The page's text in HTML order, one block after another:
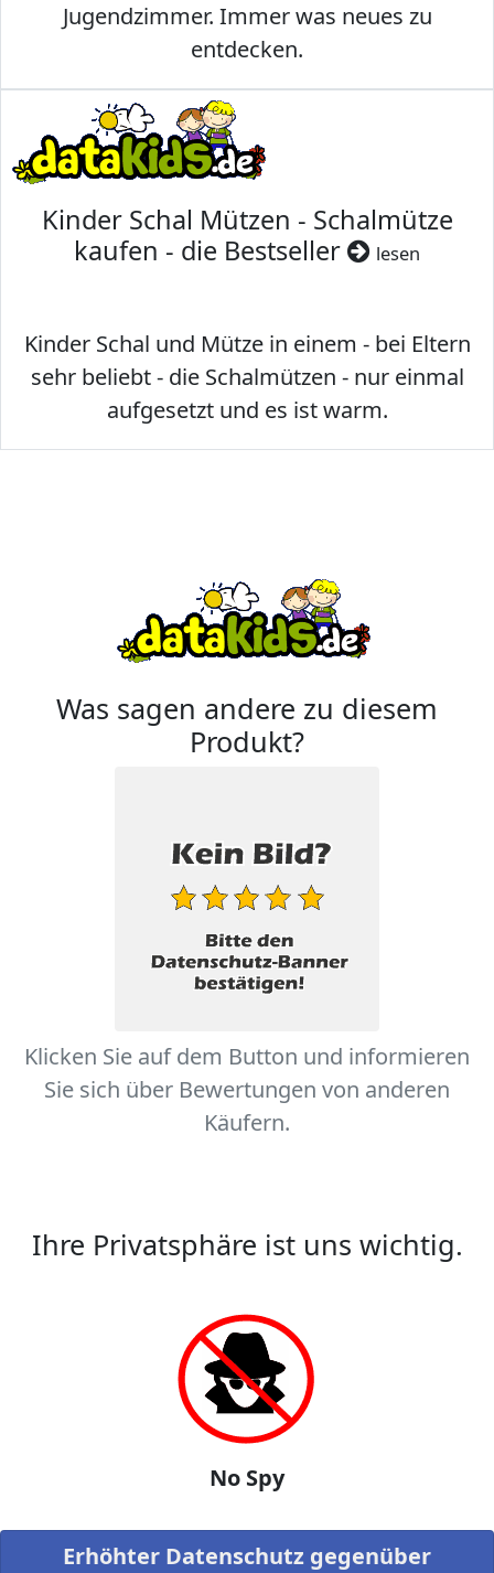
Jugendzimmer. Immer was neues zu
entdecken.
Kinder Schal Mützen - Schalmütze
kaufen - die Bestseller
lesen
Kinder Schal und Mütze in einem - bei Eltern
sehr beliebt - die Schalmützen - nur einmal
aufgesetzt und es ist warm.
Was sagen andere zu diesem
Produkt?
Klicken Sie auf dem Button und informieren
Sie sich über Bewertungen von anderen
Käufern.
Ihre Privatsphäre ist uns wichtig.
No Spy
Erhöhter Datenschutz gegenüber